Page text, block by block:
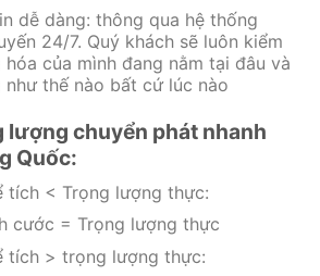
dễ dàng: thông qua hệ thống
24/7. Quý khách sẽ luôn kiểm
của mình đang nằm tại đâu và
thế nào bất cứ lúc nào
lượng chuyển phát nhanh
Quốc:
tích < Trọng lượng thực:
cước = Trọng lượng thực
tích > trọng lượng thực: